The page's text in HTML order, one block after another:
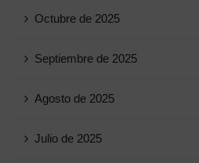
Octubre de 2025
Septiembre de 2025
Agosto de 2025
Julio de 2025